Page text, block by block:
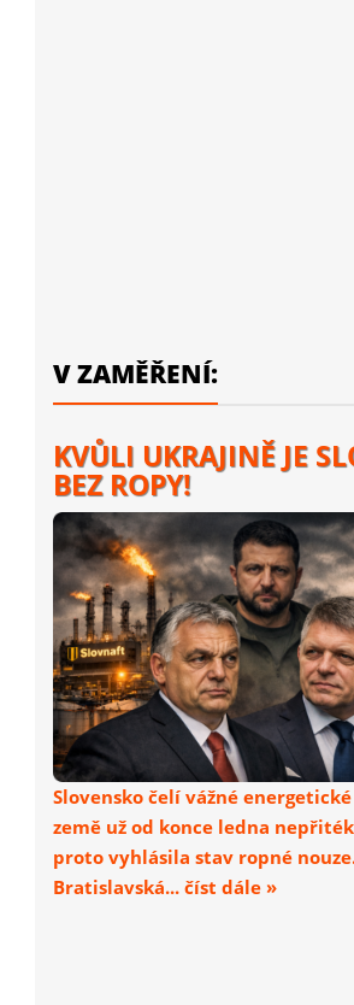
V ZAMĚŘENÍ:
KVŮLI UKRAJINĚ JE
BEZ ROPY!
Slovensko čelí vážné
země už od konce ledna
proto vyhlásila stav ropné
Bratislavská... číst dále »